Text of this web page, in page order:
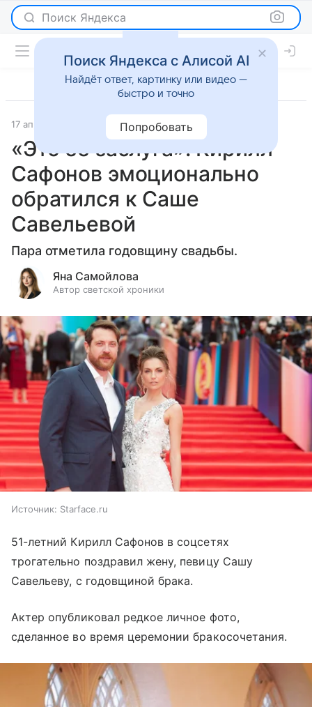
Поиск Яндекса
17 апреля 2025 Светская жизнь
«Это ее заслуга»: Кирилл
Сафонов эмоционально
обратился к Саше
Савельевой
Пара отметила годовщину свадьбы.
Яна Самойлова
Автор светской хроники
Источник: Starface.ru
51-летний Кирилл Сафонов в соцсетях
трогательно поздравил жену, певицу Сашу
Савельеву, с годовщиной брака.
Актер опубликовал редкое личное фото,
сделанное во время церемонии бракосочетания.
Поиск Яндекса с Алисой AI
Найдёт ответ, картинку или видео —
быстро и точно
Попробовать